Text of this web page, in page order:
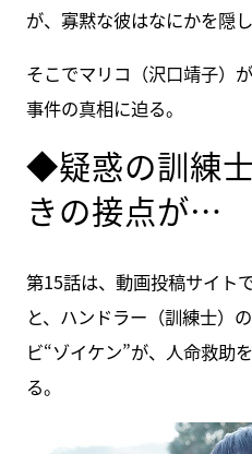
が、寡黙な彼はなにかを隠
そこでマリコ（沢口靖子）
事件の真相に迫る。
◆疑惑の訓練
きの接点が…
第15話は、動画投稿サイト
と、ハンドラー（訓練士）
ビ“ゾイケン”が、人命救助
る。